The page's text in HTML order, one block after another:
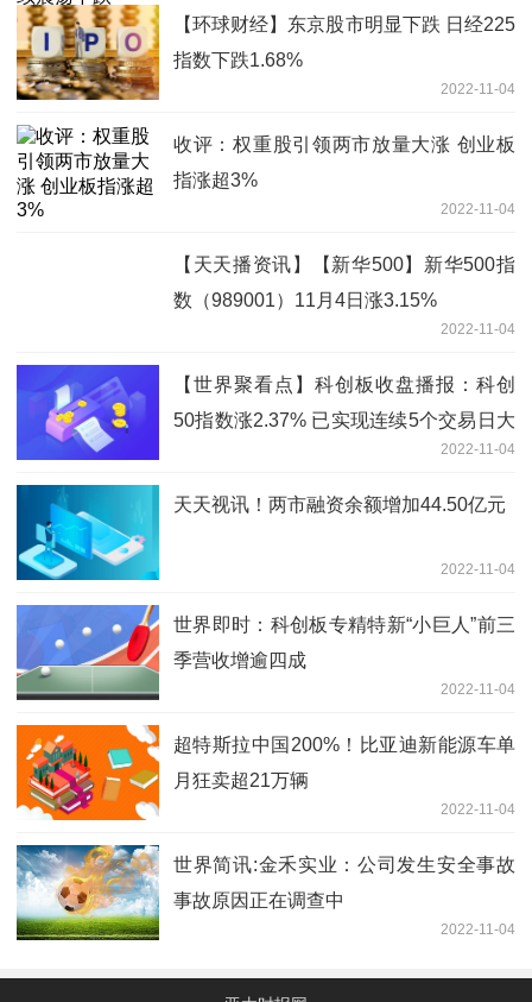
【环球财经】东京股市明显下跌 日经225
指数下跌1.68%
2022-11-04
收评：权重股引领两市放量大涨 创业板
指涨超3%
2022-11-04
【天天播资讯】【新华500】新华500指
数（989001）11月4日涨3.15%
2022-11-04
【世界聚看点】科创板收盘播报：科创
50指数涨2.37% 已实现连续5个交易日大
2022-11-04
天天视讯！两市融资余额增加44.50亿元
2022-11-04
世界即时：科创板专精特新“小巨人”前三
季营收增逾四成
2022-11-04
超特斯拉中国200%！比亚迪新能源车单
月狂卖超21万辆
2022-11-04
世界简讯:金禾实业：公司发生安全事故
事故原因正在调查中
2022-11-04